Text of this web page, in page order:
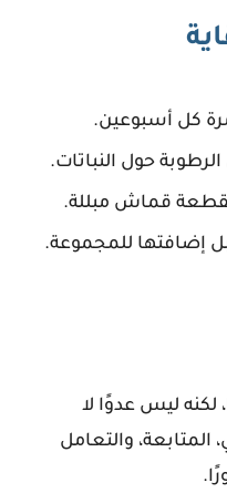
كل أسبوعين.
حول النباتات.
بقطعة قماش مبللة.
إضافتها للمجموعة.
لكنه ليس عدوًا لا
المتابعة، والتعامل